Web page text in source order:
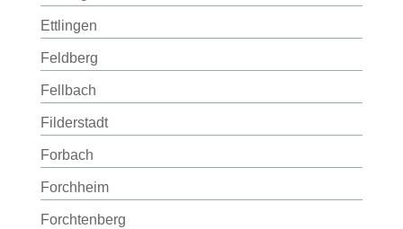
Ettlingen
Feldberg
Fellbach
Filderstadt
Forbach
Forchheim
Forchtenberg